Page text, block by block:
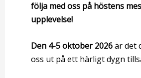
följa med oss på höstens
upplevelse!
Den 4-5 oktober 2026är det
oss ut på ett härligt dygn